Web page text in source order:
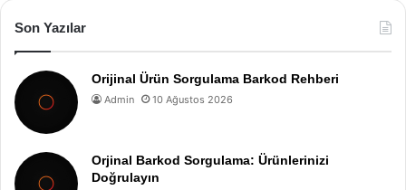
Son Yazılar
Orijinal Ürün Sorgulama Barkod Rehberi
Admin 10 Ağustos 2026
Orjinal Barkod Sorgulama: Ürünlerinizi
Doğrulayın